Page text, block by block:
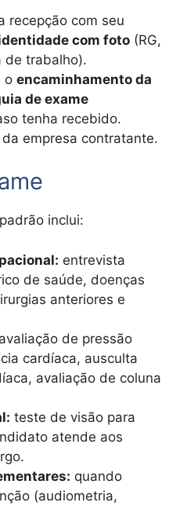
recepção com seu
com foto (RG,
de trabalho).
o encaminhamento da
de exame
tenha recebido.
empresa contratante.
inclui:
entrevista
de saúde, doenças
anteriores e
avaliação de pressão
cardíaca, ausculta
avaliação de coluna
teste de visão para
atende aos
quando
(audiometria,